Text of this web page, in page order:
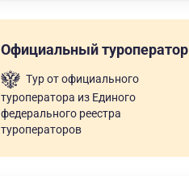
Официальный туроператор
Тур от официального
туроператора из Единого
федерального реестра
туроператоров